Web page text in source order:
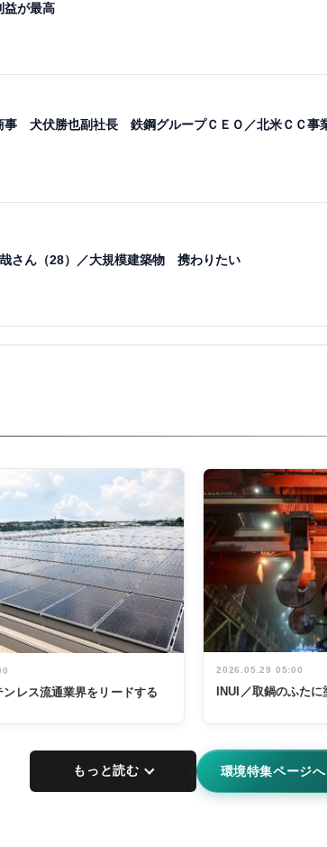
が最高
犬伏勝也副社長 鉄鋼グループＣＥＯ／北米ＣＣ事
さん（28）／大規模建築物 携わりたい
ンレス流通業界をリードする
2026.05.29 05:00
INUI／取鍋のふたに
もっと読む 環境特集ページへ